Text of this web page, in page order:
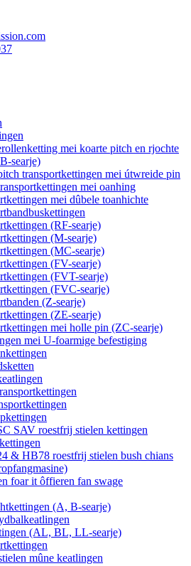
mei koarte pitch en rjochte
searje)
transportkettingen mei útwreide pin
mei oanhing
mei dûbele toanhichte
(RF-searje)
(M-searje)
(MC-searje)
(FV-searje)
(FVT-searje)
(FVC-searje)
(Z-searje)
(ZE-searje)
mei holle pin (ZC-searje)
mei U-foarmige befestiging
SAV roestfrij stielen kettingen
& HB78 roestfrij stielen bush chians
foar it ôffieren fan swage
(A, B-searje)
(AL, BL, LL-searje)
mûne keatlingen